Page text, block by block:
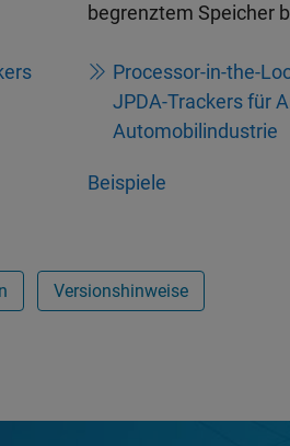
begrenztem Speicher
Processor-in-the-
JPDA-Trackers für
Automobilindustrie
Beispiele
Versionshinweise